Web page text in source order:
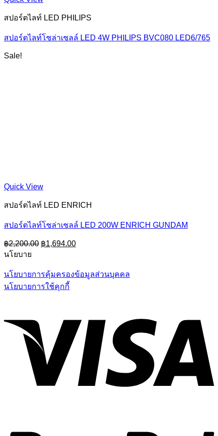
สปอร์ตไลท์ LED PHILIPS
สปอร์ตไลท์โซล่าเซลล์ LED 4W PHILIPS BVC080 LED6/765
Sale!
Quick View
สปอร์ตไลท์ LED ENRICH
สปอร์ตไลท์โซล่าเซลล์ LED 200W ENRICH GUNDAM
฿2,200.00 Original
฿2,200.00.
฿1,694.00Current
฿1,694.00.
นโยบาย
นโยบายการคุ้มครองข้อมูลส่วนบุคคล
นโยบายการใช้คุกกี้